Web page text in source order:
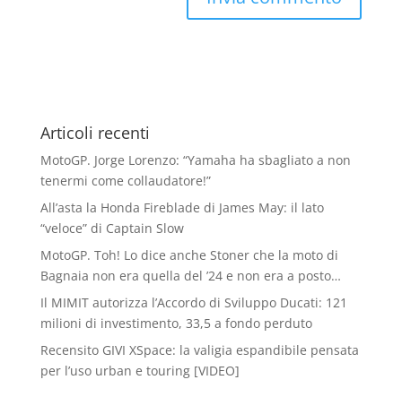
Articoli recenti
MotoGP. Jorge Lorenzo: “Yamaha ha sbagliato a non
tenermi come collaudatore!”
All’asta la Honda Fireblade di James May: il lato
“veloce” di Captain Slow
MotoGP. Toh! Lo dice anche Stoner che la moto di
Bagnaia non era quella del ’24 e non era a posto…
Il MIMIT autorizza l’Accordo di Sviluppo Ducati: 121
milioni di investimento, 33,5 a fondo perduto
Recensito GIVI XSpace: la valigia espandibile pensata
per l’uso urban e touring [VIDEO]